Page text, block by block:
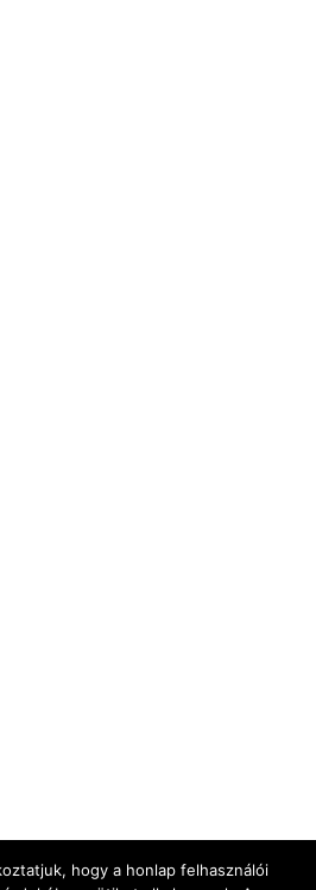
hogy a honlap felhasználói